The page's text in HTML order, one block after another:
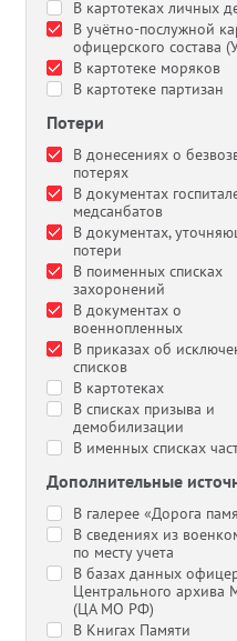
В картотеках личных
В учётно-послужной
офицерского состава
В картотеке моряков
В картотеке партизан
Потери
В донесениях о
потерях
В документах
медсанбатов
В документах,
потери
В поименных списках
захоронений
В документах о
военнопленных
В приказах об
списков
В картотеках
В списках призыва и
демобилизации
В именных списках
Дополнительные
В галерее «Дорога
В сведениях из
по месту учета
В базах данных
Центрального
(ЦА МО РФ)
В Книгах Памяти